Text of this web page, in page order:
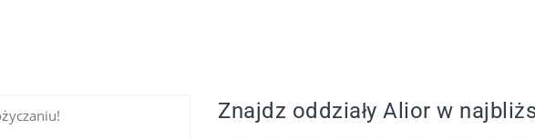
Znajdz oddziały Alior w